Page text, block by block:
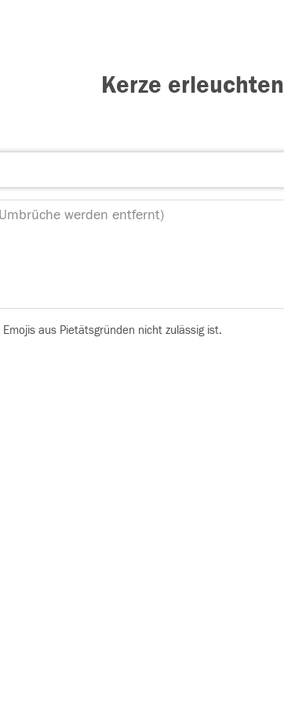
Kerze erleuchten
aus Pietätsgründen nicht zulässig ist.